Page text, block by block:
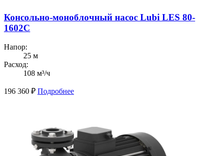
Консольно-моноблочный насос Lubi LES 80-
1602C
Напор:
25 м
Расход:
108 м³/ч
196 360 ₽ Подробнее